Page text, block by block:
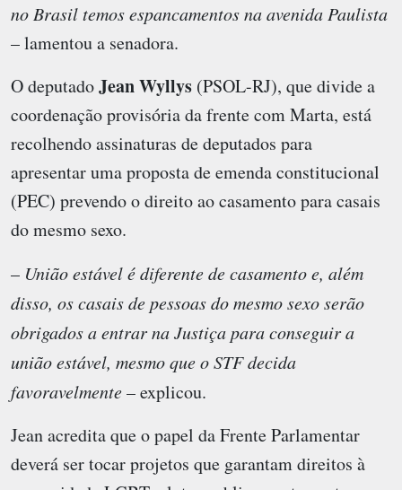
no Brasil temos espancamentos na avenida Paulista
– lamentou a senadora.
O deputadoJean Wyllys (PSOL-RJ), que divide a
coordenação provisória da frente com Marta, está
recolhendo assinaturas de deputados para
apresentar uma proposta de emenda constitucional
(PEC) prevendo o direito ao casamento para casais
do mesmo sexo.
– União estável é diferente de casamento e, além
disso, os casais de pessoas do mesmo sexo serão
obrigados a entrar na Justiça para conseguir a
união estável, mesmo que o STF decida
favoravelmente– explicou.
Jean acredita que o papel da Frente Parlamentar
deverá ser tocar projetos que garantam direitos à